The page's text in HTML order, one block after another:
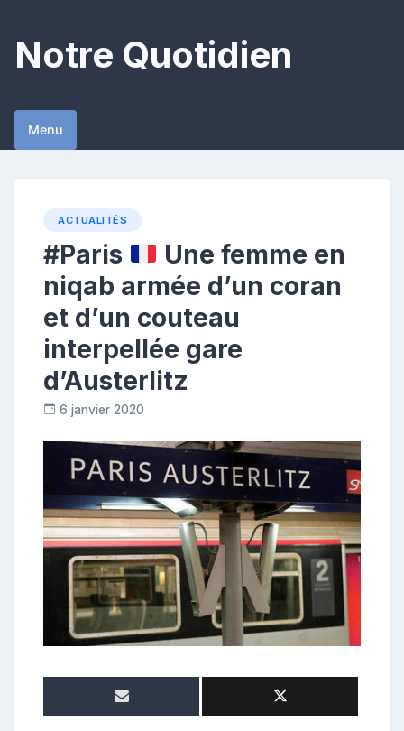
content
Notre Quotidien
Menu
ACTUALITÉS
#Paris
Une femme en
niqab armée d’un coran
et d’un couteau
interpellée gare
d’Austerlitz
6 janvier 2020
e
o
s
t
e
u
r